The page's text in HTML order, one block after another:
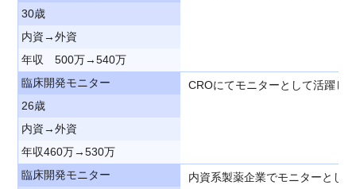
30歳
内資→外資
年収 500万→540万
臨床開発モニター
CROにてモニターとして活躍し
26歳
内資→外資
年収460万→530万
臨床開発モニター
内資系製薬企業でモニターとし